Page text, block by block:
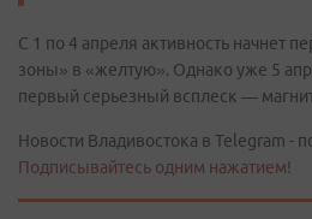
С 1 по 4 апреля активность начнет
зоны» в «желтую». Однако уже 5
первый серьезный всплеск —
Новости Владивостока в Telegram -
Подписывайтесь одним нажатием!